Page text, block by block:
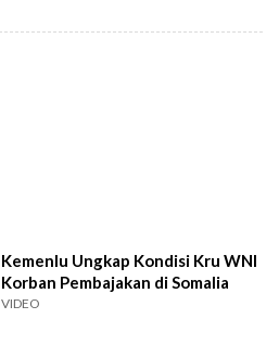
Kemenlu Ungkap Kondisi Kru WNI
Korban Pembajakan di Somalia
VIDEO